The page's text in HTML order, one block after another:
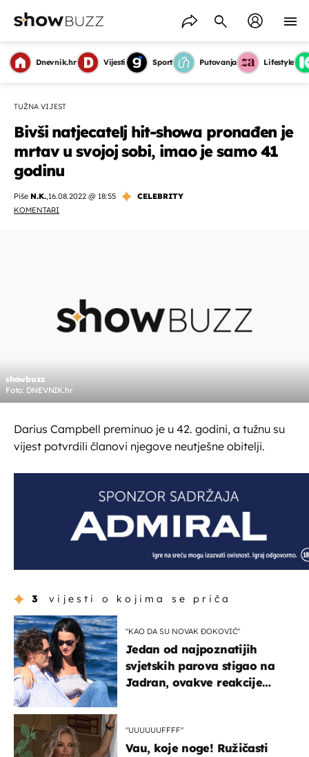
Dnevnik.hr Vijesti Sport Putovanja Lifestyle
TUŽNA VIJEST
Bivši natjecatelj hit-showa pronađen je
mrtav u svojoj sobi, imao je samo 41
godinu
Piše N.K.,16.08.2022 @ 18:55
CELEBRITY
KOMENTARI
showbuzz
Foto: DNEVNIK.hr
Darius Campbell preminuo je u 42. godini, a tužnu su
vijest potvrdili članovi njegove neutješne obitelji.
3 vijesti o kojima se priča
"KAO DA SU NOVAK ĐOKOVIĆ"
Jedan od najpoznatijih
svjetskih parova stigao na
Jadran, ovakve reakcije
"UUUUUUFFFF"
Vau, koje noge! Ružičasti